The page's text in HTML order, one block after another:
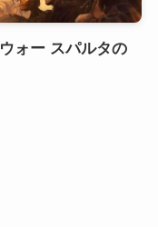
ォー スパルタの